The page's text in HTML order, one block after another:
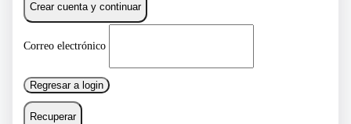
Crear cuenta y continuar
Correo electrónico
Regresar a login
Recuperar